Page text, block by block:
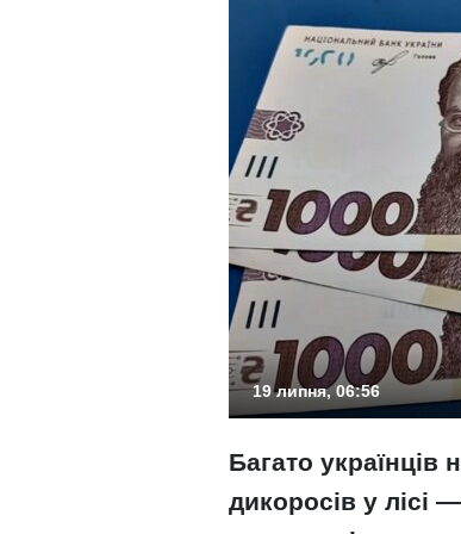
19 липня, 06:56
Багато
дикоросів у лісі